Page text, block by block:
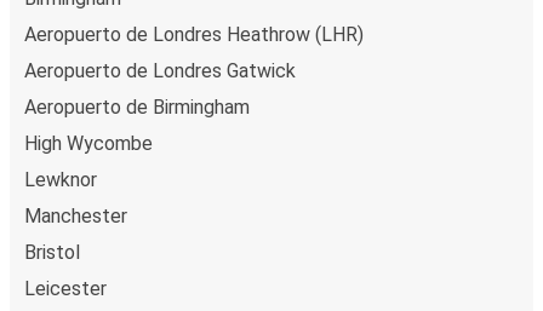
Aeropuerto de Londres Heathrow (LHR)
Aeropuerto de Londres Gatwick
Aeropuerto de Birmingham
High Wycombe
Lewknor
Manchester
Bristol
Leicester